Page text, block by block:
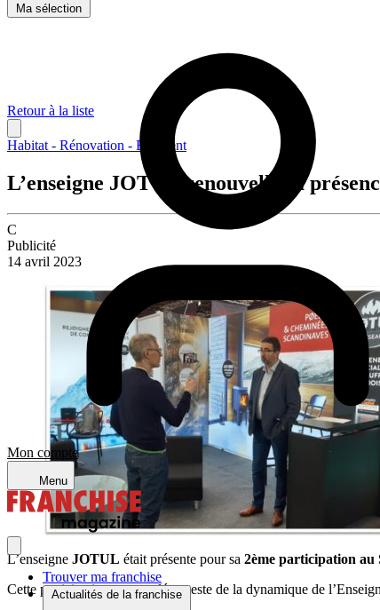
Ma sélection
Mon compte
Menu
Trouver ma franchise
Actualités de la franchise
Retour à la liste
Habitat - Rénovation - Bâtiment
L’enseigne JOTUL renouvelle sa
C
Publicité
14 avril 2023
L’enseigne JOTUL était présente pour sa 2ème participation au
Cette participation renouvelée atteste de la dynamique de